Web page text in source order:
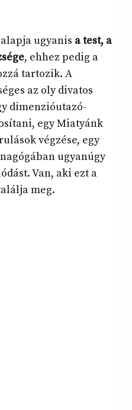
ugyanis a test, a
, ehhez pedig a
tartozik. A
az oly divatos
dimenzióutazó-
egy Miatyánk
végzése, egy
ugyanúgy
Van, aki ezt a
meg.